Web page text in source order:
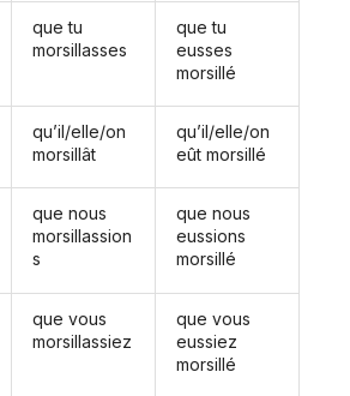
que tu
morsillasses
qu’il/elle/on
morsillât
que nous
morsillassion
s
que vous
morsillassiez
que tu
eusses
morsillé
qu’il/elle/on
eût morsillé
que nous
eussions
morsillé
que vous
eussiez
morsillé